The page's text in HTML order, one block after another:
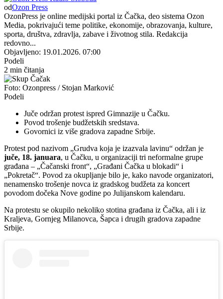
odOzon Press
OzonPress je online medijski portal iz Čačka, deo sistema Ozon
Media, pokrivajući teme politike, ekonomije, obrazovanja, kulture,
sporta, društva, zdravlja, zabave i životnog stila. Redakcija
redovno...
Objavljeno: 19.01.2026. 07:00
Podeli
2 min čitanja
Foto: Ozonpress / Stojan Marković
Podeli
Juče održan protest ispred Gimnazije u Čačku.
Povod trošenje budžetskih sredstava.
Govornici iz više gradova zapadne Srbije.
Protest pod nazivom „Grudva koja je izazvala lavinu“ održan je
juče, 18. januara, u Čačku, u organizaciji tri neformalne grupe
građana – „Čačanski front“, „Građani Čačka u blokadi“ i
„Pokretač“. Povod za okupljanje bilo je, kako navode organizatori,
nenamensko trošenje novca iz gradskog budžeta za koncert
povodom dočeka Nove godine po Julijanskom kalendaru.
Na protestu se okupilo nekoliko stotina građana iz Čačka, ali i iz
Kraljeva, Gornjeg Milanovca, Šapca i drugih gradova zapadne
Srbije.